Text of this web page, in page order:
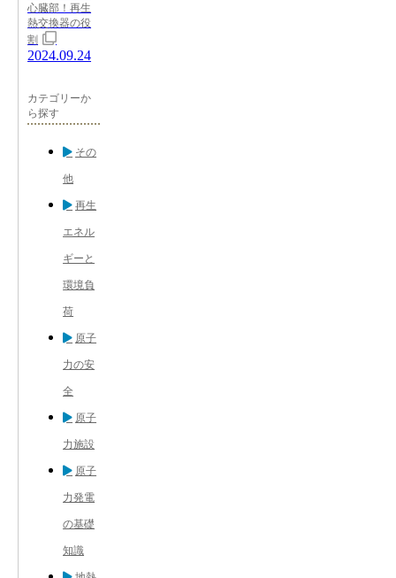
心臓部！再生
熱交換器の役
割
2024.09.24
カテゴリーか
ら探す
その
他
再生
エネル
ギーと
環境負
荷
原子
力の安
全
原子
力施設
原子
力発電
の基礎
知識